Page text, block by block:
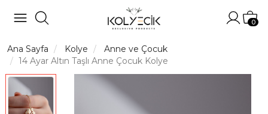
0
Ana Sayfa Kolye
Anne ve Çocuk
14 Ayar Altın Taşlı Anne Çocuk Kolye